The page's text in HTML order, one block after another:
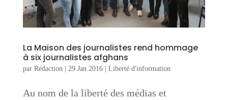
La Maison des journalistes rend hommage
à six journalistes afghans
par Rédaction | 29 Jan 2016| Liberté d'information
Au nom de la liberté des médias et